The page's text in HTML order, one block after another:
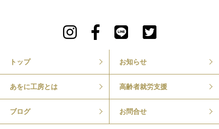
トップ お知らせ
あをに工房とは 高齢者就労支援
ブログ お問合せ